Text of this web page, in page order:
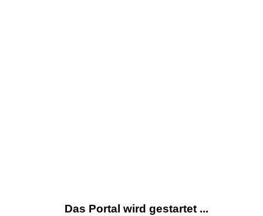
Das Portal wird gestartet ...